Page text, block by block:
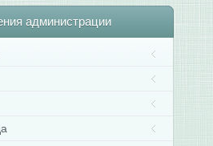
администрации